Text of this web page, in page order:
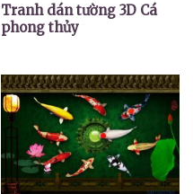
Tranh dán tường 3D Cá
phong thủy